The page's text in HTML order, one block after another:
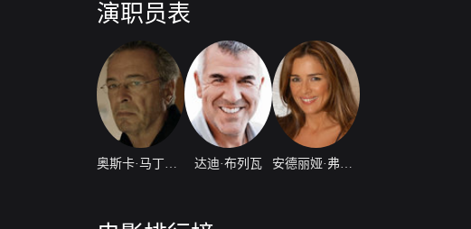
演职员表
达迪·布列瓦